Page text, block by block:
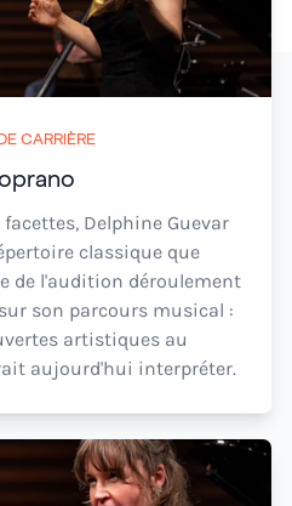
CARRIÈRE
Delphine Guevar
classique que
de l'audition déroulement
son parcours musical :
artistiques au
aujourd'hui interpréter.